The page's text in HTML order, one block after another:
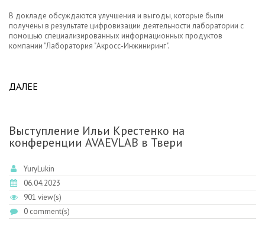
В докладе обсуждаются улучшения и выгоды, которые были
получены в результате цифровизации деятельности лаборатории с
помощью специализированных информационных продуктов
компании "Лаборатория "Акросс-Инжиниринг".
ДАЛЕЕ
Выступление Ильи Крестенко на
конференции AVAEVLAB в Твери
YuryLukin
06.04.2023
901 view(s)
0 comment(s)